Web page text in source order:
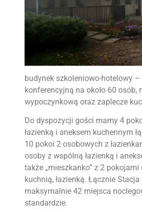
budynek szkoleniowo-hotelowy
konferencyjną na około 60 osób,
wypoczynkową oraz zaplecze
Do dyspozycji gości mamy 4
łazienką i aneksem kuchennym
10 pokoi 2 osobowych z
osoby z wspólną łazienką i
także „mieszkanko” z 2
kuchnią, łazienką. Łącznie
maksymalnie 42 miejsca
standardzie.